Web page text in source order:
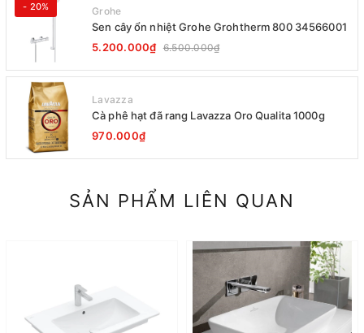
- 20% Grohe
Sen cây ổn nhiệt Grohe Grohtherm 800 34566001
5.200.000₫ 6.500.000₫
Lavazza
Cà phê hạt đã rang Lavazza Oro Qualita 1000g
970.000₫
SẢN PHẨM LIÊN QUAN